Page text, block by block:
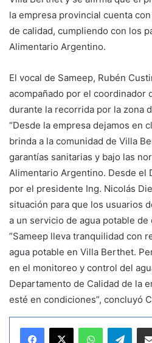
la empresa provincial cuenta
de calidad, cumpliendo con los
Alimentario Argentino.
El vocal de Sameep, Rubén
acompañado por el coordinador
durante la recorrida por la zona
“Desde la empresa dejamos en
brinda a la comunidad de Villa
garantías sanitarias y bajo las
Alimentario Argentino. Desde el
por el presidente Ing. Nicolás
situación para que los usuarios
a un servicio de agua potable de
”Sameep lleva tranquilidad con
agua potable en Villa Berthet.
en el monitoreo y control del
Departamento de Calidad de la
esté en condiciones”, concluyó
Telegram